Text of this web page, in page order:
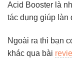
Acid Booster là
tác dụng giúp làn
Ngoài ra thì bạn
khác qua bài